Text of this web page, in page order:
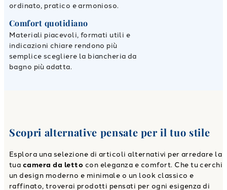
ordinato, pratico e armonioso.
Comfort quotidiano
Materiali piacevoli, formati utili e
indicazioni chiare rendono più
semplice scegliere la biancheria da
bagno più adatta.
Scopri alternative pensate per il tuo stile
Esplora una selezione di articoli alternativi per arredare la
tua camera da letto con eleganza e comfort. Che tu cerchi
un design moderno e minimale o un look classico e
raffinato, troverai prodotti pensati per ogni esigenza di